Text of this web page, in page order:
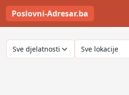
Poslovni-Adresar.ba